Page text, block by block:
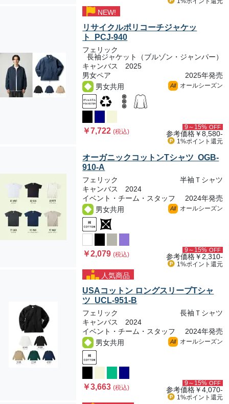
NEW!
リサイクルポリコーチジャケッ
ト PCJ-940
フェリック
長袖ジャケット（ブルゾン・ジャンパー）
キャンバス 2025
男女ペア
2025年発売
男女共用
All オールシーズン
￥7,722(税込)
9～15% OFF
参考価格￥8,580-
1%ポイント 還元
オーガニックコットンTシャツ OGB-
910-A
フェリック
半袖Ｔシャツ
キャンバス 2024
イベント・チーム・スタッフ
2024年発売
男女共用
All オールシーズン
￥2,079(税込)
9～15% OFF
参考価格￥2,310-
1%ポイント 還元
人気商品
USAコットン ロングスリーブTシャ
ツ UCL-951-B
フェリック
長袖Ｔシャツ
キャンバス 2024
イベント・チーム・スタッフ
2024年発売
男女共用
All オールシーズン
￥3,663(税込)
9～15% OFF
参考価格￥4,070-
1%ポイント 還元